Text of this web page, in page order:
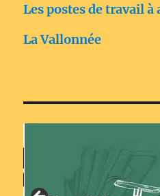
Les postes de travail à
La Vallonnée